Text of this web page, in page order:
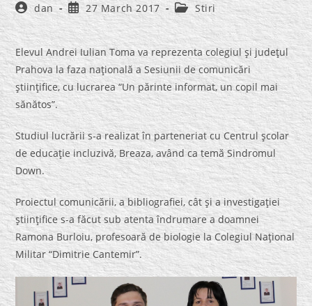
Post
author:
dan
Post
published:
27 March 2017
Post
category:
Stiri
Elevul Andrei Iulian Toma va reprezenta colegiul şi judeţul
Prahova la faza naţională a Sesiunii de comunicări
ştiinţifice, cu lucrarea “Un părinte informat, un copil mai
sănătos”.
Studiul lucrării s-a realizat în parteneriat cu Centrul şcolar
de educaţie incluzivă, Breaza, având ca temă Sindromul
Down.
Proiectul comunicării, a bibliografiei, cât şi a investigaţiei
ştiinţifice s-a făcut sub atenta îndrumare a doamnei
Ramona Burloiu, profesoară de biologie la Colegiul Naţional
Militar “Dimitrie Cantemir”.